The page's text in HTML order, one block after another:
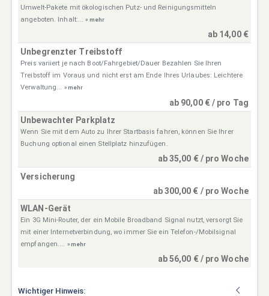
Umwelt-Pakete mit ökologischen Putz- und Reinigungsmitteln
angeboten. Inhalt:...» mehr
ab 14,00 €
Unbegrenzter Treibstoff
Preis variiert je nach Boot/Fahrgebiet/Dauer Bezahlen Sie Ihren
Treibstoff im Voraus und nicht erst am Ende Ihres Urlaubes: Leichtere
Verwaltung... » mehr
ab 90,00 € / pro Tag
Unbewachter Parkplatz
Wenn Sie mit dem Auto zu Ihrer Startbasis fahren, können Sie Ihrer
Buchung optional einen Stellplatz hinzufügen.
ab 35,00 € / pro Woche
Versicherung
ab 300,00 € / pro Woche
WLAN-Gerät
Ein 3G Mini-Router, der ein Mobile Broadband Signal nutzt, versorgt Sie
mit einer Internetverbindung, wo immer Sie ein Telefon-/Mobilsignal
empfangen.... » mehr
ab 56,00 € / pro Woche
Wichtiger Hinweis: